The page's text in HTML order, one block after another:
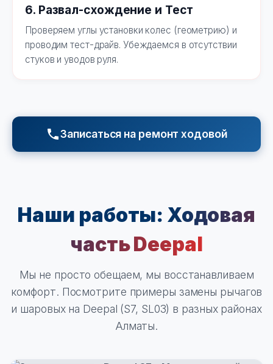
6. Развал-схождение и Тест
Проверяем углы установки колес (геометрию) и
проводим тест-драйв. Убеждаемся в отсутствии
стуков и уводов руля.
Записаться на ремонт ходовой
Наши работы: Ходовая
часть Deepal
Мы не просто обещаем, мы восстанавливаем
комфорт. Посмотрите примеры замены рычагов
и шаровых на Deepal (S7, SL03) в разных районах
Алматы.